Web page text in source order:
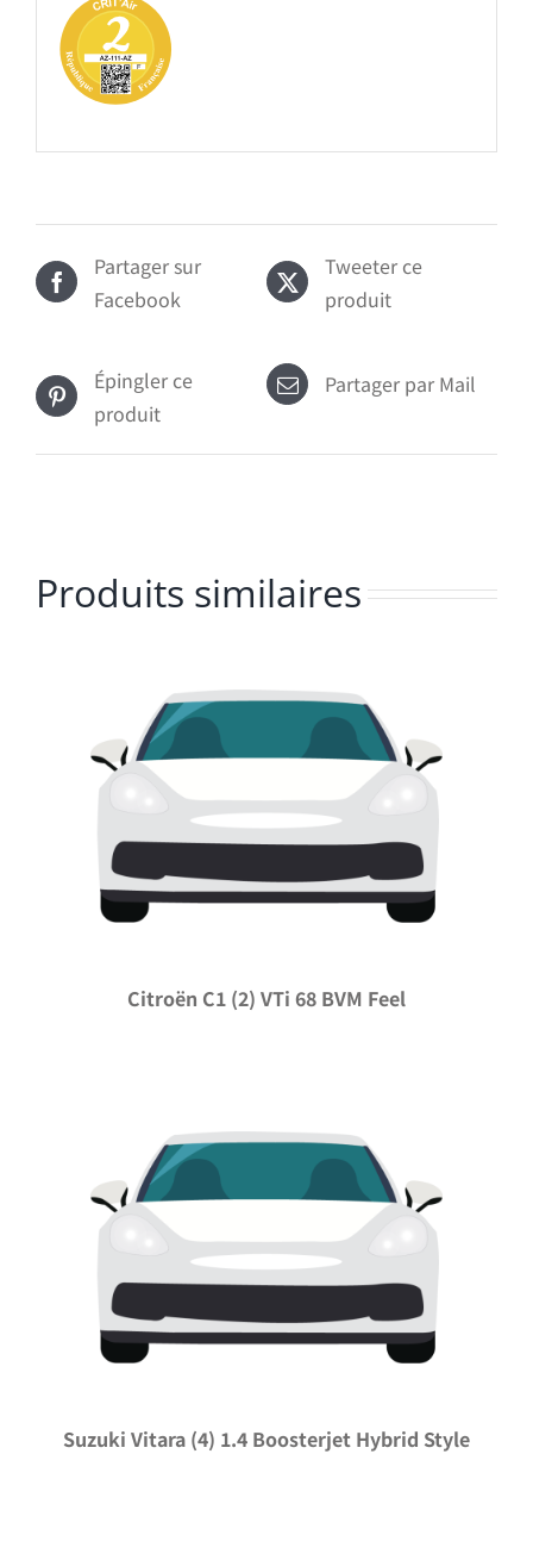
Partager sur
Facebook
Tweeter ce
produit
Épingler ce
produit
Partager par Mail
Produits similaires
Citroën C1 (2) VTi 68 BVM Feel
Suzuki Vitara (4) 1.4 Boosterjet Hybrid Style